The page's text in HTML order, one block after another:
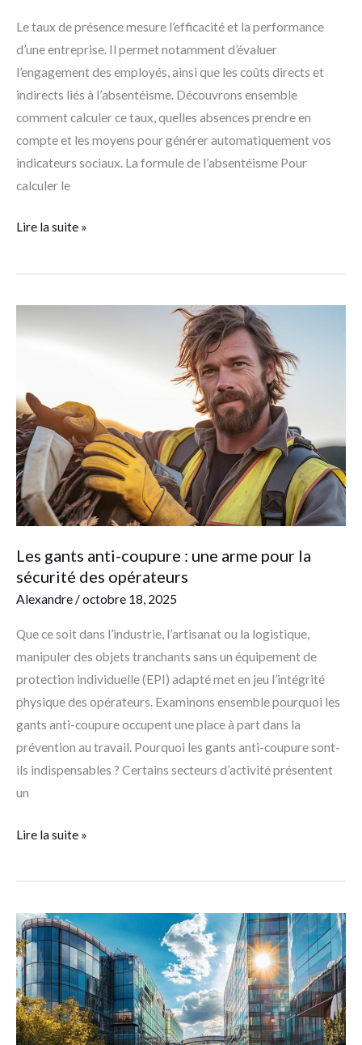
Le taux de présence mesure l’efficacité et la performance
d’une entreprise. Il permet notamment d’évaluer
l’engagement des employés, ainsi que les coûts directs et
indirects liés à l’absentéisme. Découvrons ensemble
comment calculer ce taux, quelles absences prendre en
compte et les moyens pour générer automatiquement vos
indicateurs sociaux. La formule de l’absentéisme Pour
calculer le
Lire la suite »
Les gants anti-coupure : une arme pour la
sécurité des opérateurs
Alexandre/octobre 18, 2025
Que ce soit dans l’industrie, l’artisanat ou la logistique,
manipuler des objets tranchants sans un équipement de
protection individuelle (EPI) adapté met en jeu l’intégrité
physique des opérateurs. Examinons ensemble pourquoi les
gants anti-coupure occupent une place à part dans la
prévention au travail. Pourquoi les gants anti-coupure sont-
ils indispensables ? Certains secteurs d’activité présentent
un
:
une
arme
pour
la
sécurité
opérateurs
Lire la suite »
Comment
bien
choisir
ses
bureaux
à